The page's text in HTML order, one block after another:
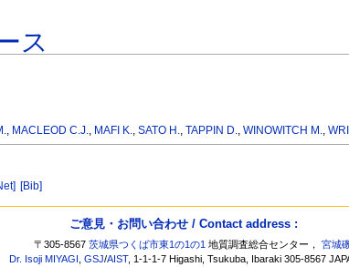
ス
, MACLEOD C.J., MAFI K.,SATO H.,TAPPIN D.,WINOWITCH M.,
[Bib]
ご意見・お問い合わせ / Contact address :
〒305-8567茨城県つくば市東1の1の1 地質調査総合センター，宮城
Dr. Isoji MIYAGI ,GSJ/AIST, 1-1-1-7 Higashi, Tsukuba, Ibaraki 305-8567